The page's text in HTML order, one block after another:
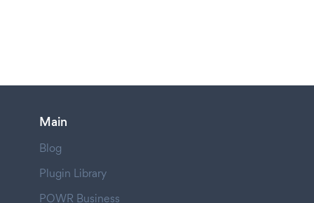
Main
Blog
Plugin Library
POWR Business